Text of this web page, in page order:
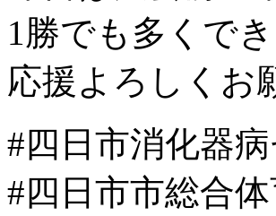
1勝でも多くで
応援よろしくお
#四日市消化器
#四日市市総合